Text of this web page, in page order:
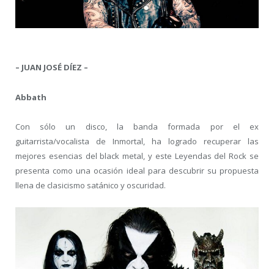
– JUAN JOSÉ DÍEZ –
Abbath
Con sólo un disco, la banda formada por el ex
guitarrista/vocalista de Inmortal, ha logrado recuperar las
mejores esencias del black metal, y este Leyendas del Rock se
presenta como una ocasión ideal para descubrir su propuesta
llena de clasicismo satánico y oscuridad.